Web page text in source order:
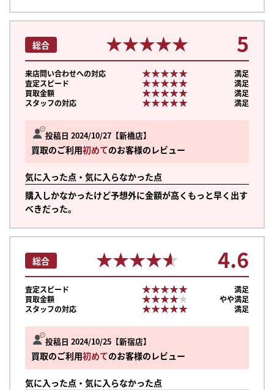
投稿日 2024/10/27 新橋店
買取のご利用初めてのお客様のレビュー
気に入った点・気に入らなかった点
購入しかなかったけど予想外に金額が高くもっと早く出す
べきだった。
総合 ★★★★★
★★★★★ 5
来店問い合わせへの対応 ★★★★★
★★★★★
満足
査定スピード
★★★★★
★★★★★
満足
買取金額
★★★★★
★★★★★
満足
スタッフの対応
★★★★★
★★★★★ 満足
投稿日 2024/10/25 新宿店
買取のご利用初めてのお客様のレビュー
気に入った点・気に入らなかった点
総合 ★★★★★
★★★★★ 4.6
査定スピード ★★★★★
★★★★★
満足
買取金額
★★★★★
★★★★★
やや満足
スタッフの対応
★★★★★
★★★★★ 満足